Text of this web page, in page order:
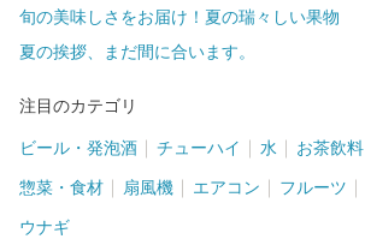
旬の美味しさをお届け！夏の瑞々しい果物
夏の挨拶、まだ間に合います。
注目のカテゴリ
ビール・発泡酒 チューハイ 水 お茶飲料
惣菜・食材 扇風機 エアコン フルーツ
ウナギ